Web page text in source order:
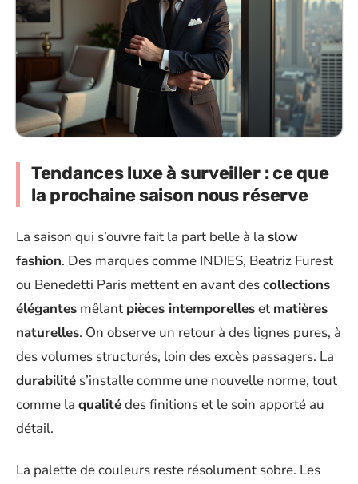
Tendances luxe à surveiller : ce que
la prochaine saison nous réserve
La saison qui s’ouvre fait la part belle à la slow
fashion. Des marques comme INDIES, Beatriz Furest
ou Benedetti Paris mettent en avant descollections
élégantes mêlant pièces intemporelleset matières
naturelles. On observe un retour à des lignes pures, à
des volumes structurés, loin des excès passagers. La
durabilité s’installe comme une nouvelle norme, tout
comme la qualitédes finitions et le soin apporté au
détail.
La palette de couleurs reste résolument sobre. Les